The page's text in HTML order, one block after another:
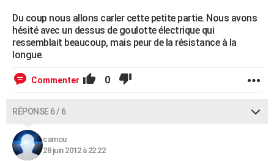
Du coup nous allons carler cette petite partie. Nous avons
hésité avec un dessus de goulotte électrique qui
ressemblait beaucoup, mais peur de la résistance à la
longue.
Commenter 0
RÉPONSE 6 / 6
camou
28 juin 2012 à 22:22